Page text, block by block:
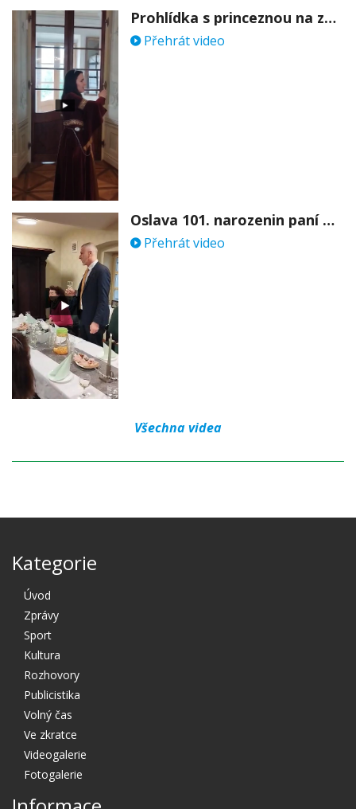
Prohlídka s princeznou na zámku Stekník
Přehrát video
Oslava 101. narozenin paní Věry Skořepové
Přehrát video
Všechna videa
Kategorie
Úvod
Zprávy
Sport
Kultura
Rozhovory
Publicistika
Volný čas
Ve zkratce
Videogalerie
Fotogalerie